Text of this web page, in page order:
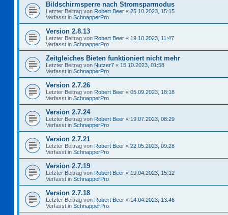
Bildschirmsperre nach Stromsparmodus
Letzter Beitrag von Robert Beer « 25.10.2023, 15:15
Verfasst in SchnapperPro
Version 2.8.13
Letzter Beitrag von Robert Beer « 19.10.2023, 11:47
Verfasst in SchnapperPro
Zeitgleiches Bieten funktioniert nicht mehr
Letzter Beitrag von Nutzer7 « 15.10.2023, 01:58
Verfasst in SchnapperPro
Version 2.7.26
Letzter Beitrag von Robert Beer « 05.09.2023, 18:18
Verfasst in SchnapperPro
Version 2.7.24
Letzter Beitrag von Robert Beer « 19.07.2023, 08:29
Verfasst in SchnapperPro
Version 2.7.21
Letzter Beitrag von Robert Beer « 22.05.2023, 09:28
Verfasst in SchnapperPro
Version 2.7.19
Letzter Beitrag von Robert Beer « 19.04.2023, 15:12
Verfasst in SchnapperPro
Version 2.7.18
Letzter Beitrag von Robert Beer « 14.04.2023, 13:46
Verfasst in SchnapperPro